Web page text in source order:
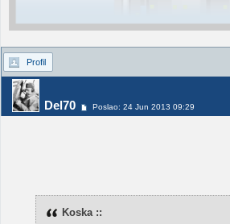
Profil
Del70 Poslao: 24 Jun 2013 09:29
Koska ::